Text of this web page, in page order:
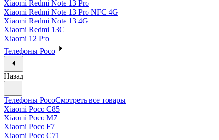
Xiaomi Redmi Note 13 Pro
Xiaomi Redmi Note 13 Pro NFC 4G
Xiaomi Redmi Note 13 4G
Xiaomi Redmi 13C
Xiaomi 12 Pro
Телефоны Poco
Назад
Телефоны PocoСмотреть все товары
Xiaomi Poco C85
Xiaomi Poco M7
Xiaomi Poco F7
Xiaomi Poco C71